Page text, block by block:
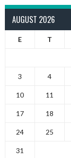
AUGUST 2026
E T
3 4
10 11
17 18
24 25
31